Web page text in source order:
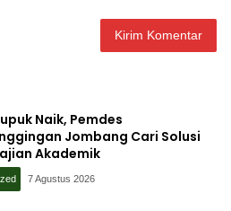
Naik, Pemdes
Jombang Cari Solusi
Akademik
7 Agustus 2026